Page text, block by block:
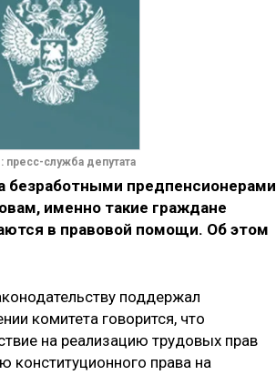
пресс-служба депутата
безработными предпенсионерами
именно такие граждане
в правовой помощи. Об этом
поддержал
комитета говорится, что
на реализацию трудовых прав
конституционного права на